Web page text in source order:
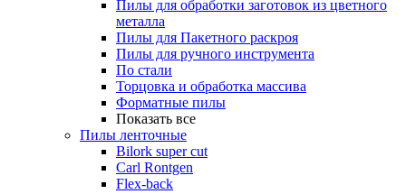
Пилы для обработки заготовок из цветного
металла
Пилы для Пакетного раскроя
Пилы для ручного инструмента
По стали
Торцовка и обработка массива
Форматные пилы
Показать все
Пилы ленточные
Bilork super cut
Carl Rontgen
Flex-back